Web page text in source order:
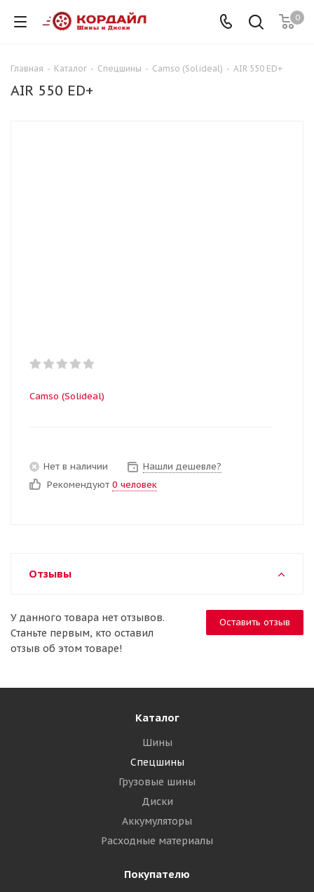
0
Главная - Каталог - Спецшины - Camso (Solideal) - AIR 550 ED+
AIR 550 ED+
Camso (Solideal)
Нет в наличии
Нашли дешевле?
Рекомендуют 0 человек
Отзывы
Оставить отзыв
У данного товара нет отзывов.
Станьте первым, кто оставил
отзыв об этом товаре!
Каталог
Шины
Спецшины
Грузовые шины
Диски
Аккумуляторы
Расходные материалы
Покупателю